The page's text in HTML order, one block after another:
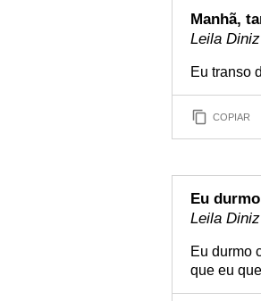
Manhã,
Leila Diniz
Eu transo
COPIAR
Eu durmo
Leila Diniz
Eu durmo
que eu